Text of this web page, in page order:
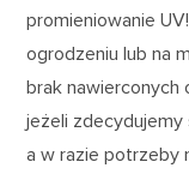
promieniowanie
ogrodzeniu lub na
brak nawierconych
jeżeli zdecydujemy
a w razie potrzeby